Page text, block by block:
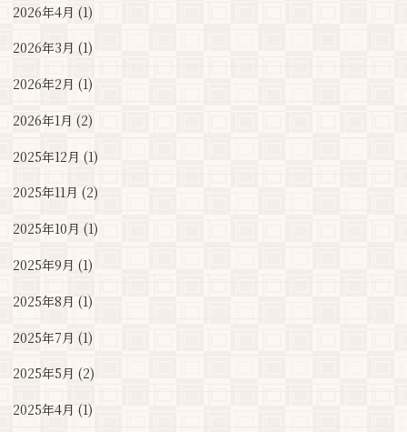
2026年4月 (1)
2026年3月 (1)
2026年2月 (1)
2026年1月 (2)
2025年12月 (1)
2025年11月 (2)
2025年10月 (1)
2025年9月 (1)
2025年8月 (1)
2025年7月 (1)
2025年5月 (2)
2025年4月 (1)